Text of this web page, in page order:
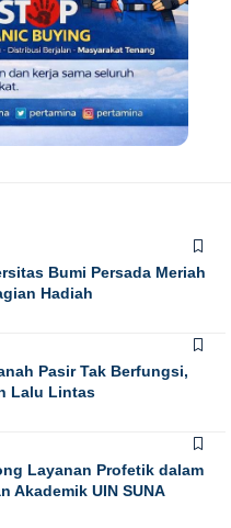
Bumi Persada Meriah
Hadiah
Pasir Tak Berfungsi,
Lalu Lintas
Layanan Profetik dalam
Akademik UIN SUNA